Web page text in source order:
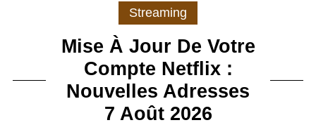
Streaming
Mise À Jour De Votre
Compte Netflix :
Nouvelles Adresses
7 Août 2026